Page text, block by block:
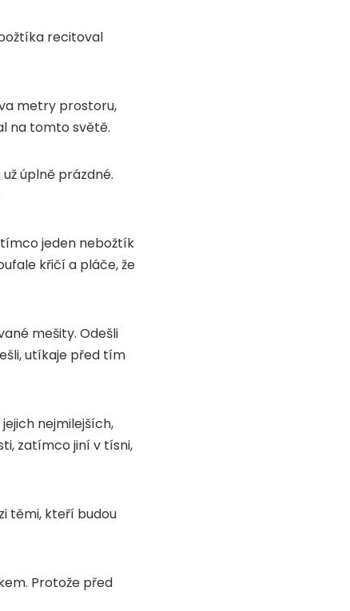
recitoval
metry prostoru,
na tomto světě.
úplně prázdné.
jeden nebožtík
křičí a pláče, že
mešity. Odešli
utíkaje před tím
nejmilejších,
zatímco jiní v tísni,
těmi, kteří budou
Protože před